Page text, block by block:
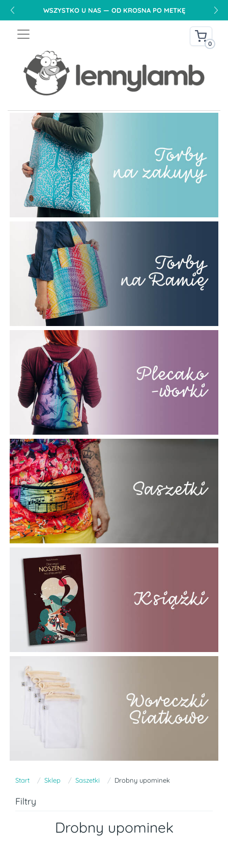
WSZYSTKO U NAS — OD KROSNA PO METKĘ
0
Start Sklep Saszetki Drobny upominek
Filtry
Drobny upominek